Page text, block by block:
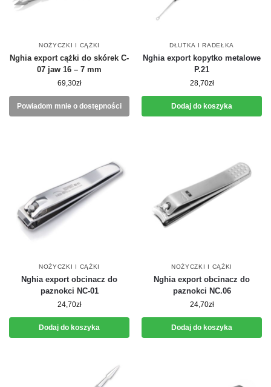
NOŻYCZKI I CĄŻKI
Nghia export cążki do skórek C-
07 jaw 16 – 7 mm
69,30zł
Powiadom mnie o dostępności
DŁUTKA I RADEŁKA
Nghia export kopytko metalowe
P.21
28,70zł
Dodaj do koszyka
NOŻYCZKI I CĄŻKI
Nghia export obcinacz do
paznokci NC-01
24,70zł
Dodaj do koszyka
NOŻYCZKI I CĄŻKI
Nghia export obcinacz do
paznokci NC.06
24,70zł
Dodaj do koszyka